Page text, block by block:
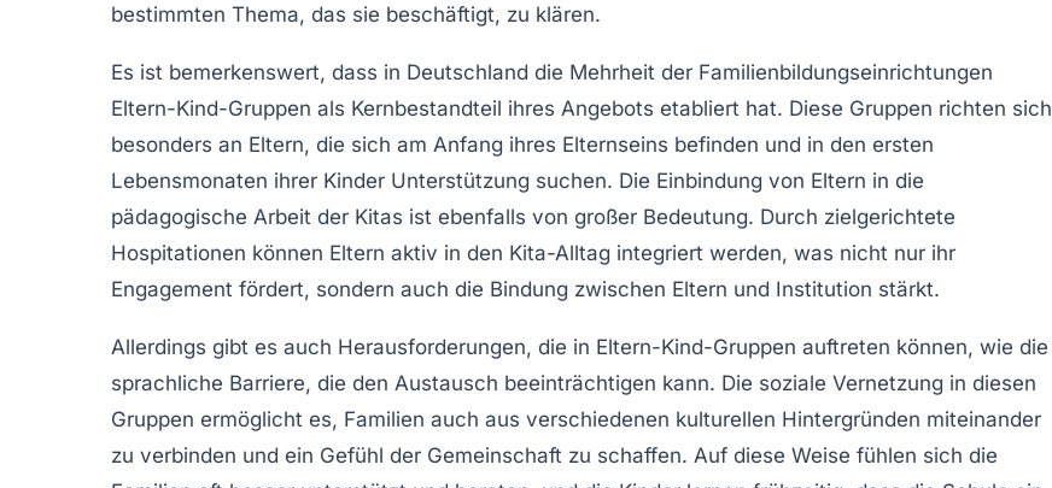
bestimmten Thema, das sie beschäftigt, zu klären.
Es ist bemerkenswert, dass in Deutschland die Mehrheit der Familienbildungseinrichtungen
Eltern-Kind-Gruppen als Kernbestandteil ihres Angebots etabliert hat. Diese Gruppen richten sich
besonders an Eltern, die sich am Anfang ihres Elternseins befinden und in den ersten
Lebensmonaten ihrer Kinder Unterstützung suchen. Die Einbindung von Eltern in die
pädagogische Arbeit der Kitas ist ebenfalls von großer Bedeutung. Durch zielgerichtete
Hospitationen können Eltern aktiv in den Kita-Alltag integriert werden, was nicht nur ihr
Engagement fördert, sondern auch die Bindung zwischen Eltern und Institution stärkt.
Allerdings gibt es auch Herausforderungen, die in Eltern-Kind-Gruppen auftreten können, wie die
sprachliche Barriere, die den Austausch beeinträchtigen kann. Die soziale Vernetzung in diesen
Gruppen ermöglicht es, Familien auch aus verschiedenen kulturellen Hintergründen miteinander
zu verbinden und ein Gefühl der Gemeinschaft zu schaffen. Auf diese Weise fühlen sich die